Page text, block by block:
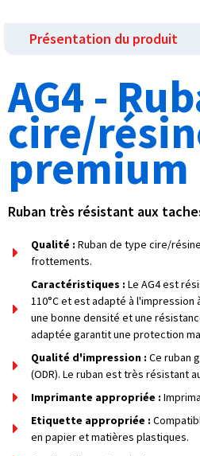
Présentation du produit
AG4 -
cire/
premium
Ruban très résistant aux
Qualité : Ruban de type cire/
frottements.
Caractéristiques : Le AG4 est
110°C et est adapté à
une bonne densité et une
adaptée garantit une protection
Qualité d'impression : Ce ruban
(ODR). Le ruban est très résistant
Imprimante appropriée :
Etiquette appropriée :
en papier et matières plastiques.